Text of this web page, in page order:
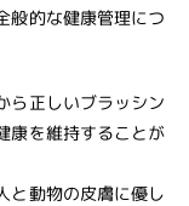
般的な健康管理につ
ら正しいブラッシン
康を維持することが
と動物の皮膚に優し